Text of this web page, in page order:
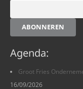
ABONNEREN
Agenda:
Groot Fries
16/09/2026